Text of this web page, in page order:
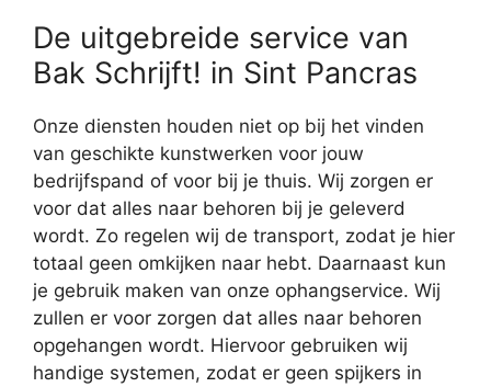
De uitgebreide service van
Bak Schrijft! in Sint Pancras
Onze diensten houden niet op bij het vinden
van geschikte kunstwerken voor jouw
bedrijfspand of voor bij je thuis. Wij zorgen er
voor dat alles naar behoren bij je geleverd
wordt. Zo regelen wij de transport, zodat je hier
totaal geen omkijken naar hebt. Daarnaast kun
je gebruik maken van onze ophangservice. Wij
zullen er voor zorgen dat alles naar behoren
opgehangen wordt. Hiervoor gebruiken wij
handige systemen, zodat er geen spijkers in